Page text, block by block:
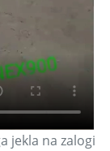
jekla na zalogi